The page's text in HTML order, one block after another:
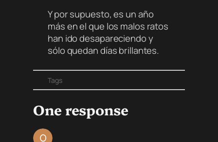
Y por supuesto, es un año
más en el que los malos ratos
han ido desapareciendo y
sólo quedan días brillantes.
Tags
One response